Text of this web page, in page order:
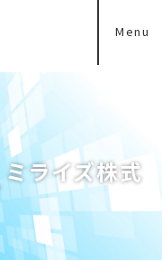
Menu
ライズ株式